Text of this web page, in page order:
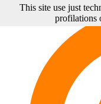
This site use just
profilations